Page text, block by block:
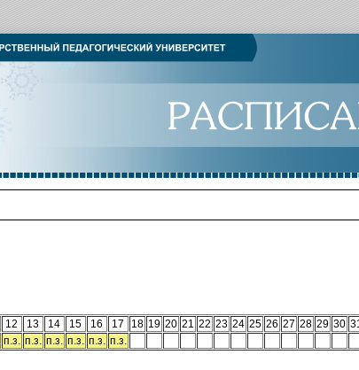
12 13 14 15 16 17 18 19 20 21 22 23 24 25 26 27 28 29 30
п.з. п.з. п.з. п.з. п.з. п.з.